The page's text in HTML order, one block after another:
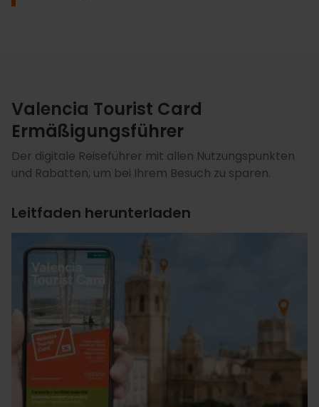
Valencia Tourist Card
Ermäßigungsführer
Der digitale Reiseführer mit allen Nutzungspunkten
und Rabatten, um bei Ihrem Besuch zu sparen.
Leitfaden herunterladen